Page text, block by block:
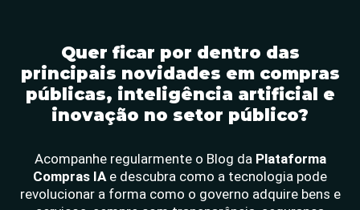
Quer ficar por dentro das
principais novidades em compras
públicas, inteligência artificial e
inovação no setor público?
Acompanhe regularmente o Blog da Plataforma
Compras IA e descubra como a tecnologia pode
revolucionar a forma como o governo adquire bens e